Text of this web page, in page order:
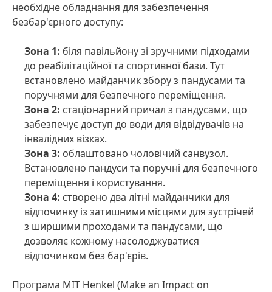
необхідне обладнання для забезпечення
безбар'єрного доступу:
Зона 1: біля павільйону зі зручними підходами
до реабілітаційної та спортивної бази. Тут
встановлено майданчик збору з пандусами та
поручнями для безпечного переміщення.
Зона 2: стаціонарний причал з пандусами, що
забезпечує доступ до води для відвідувачів на
інвалідних візках.
Зона 3: облаштовано чоловічий санвузол.
Встановлено пандуси та поручні для безпечного
переміщення і користування.
Зона 4: створено два літні майданчики для
відпочинку із затишними місцями для зустрічей
з ширшими проходами та пандусами, що
дозволяє кожному насолоджуватися
відпочинком без бар'єрів.
Програма MIT Henkel (Make an Impact on